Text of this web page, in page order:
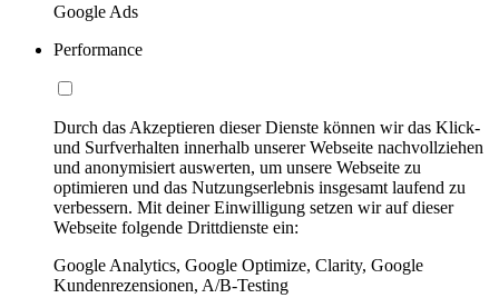
Google Ads
Performance
Durch das Akzeptieren dieser Dienste können wir das Klick-
und Surfverhalten innerhalb unserer Webseite nachvollziehen
und anonymisiert auswerten, um unsere Webseite zu
optimieren und das Nutzungserlebnis insgesamt laufend zu
verbessern. Mit deiner Einwilligung setzen wir auf dieser
Webseite folgende Drittdienste ein:
Google Analytics, Google Optimize, Clarity, Google
Kundenrezensionen, A/B-Testing